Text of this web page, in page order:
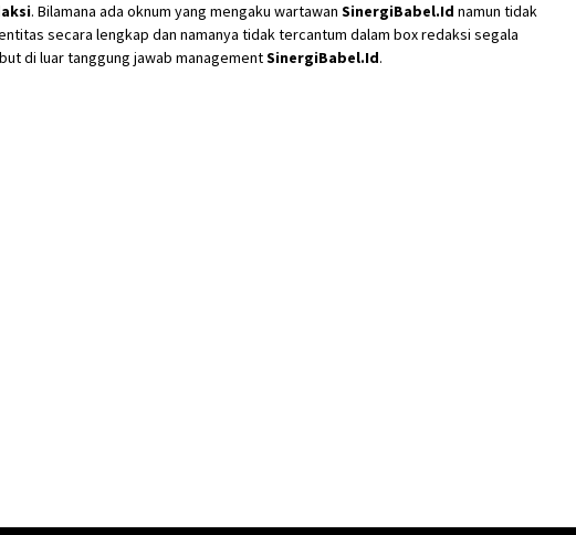
. Bilamana ada oknum yang mengaku wartawan SinergiBabel.Id namun tidak
secara lengkap dan namanya tidak tercantum dalam box redaksi segala
di luar tanggung jawab managementSinergiBabel.Id.